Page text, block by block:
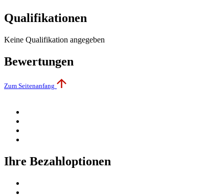
Qualifikationen
Keine Qualifikation angegeben
Bewertungen
Zum Seitenanfang
Ihre Bezahloptionen